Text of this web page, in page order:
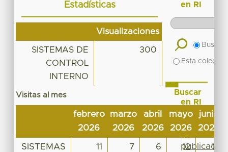
Estadísticas
Visualizaciones
SISTEMAS DE
CONTROL
INTERNO
300
Visitas al mes
febrero
2026
marzo
2026
abril
2026
mayo
2026
junio
2026
SISTEMAS
11 7 6 12 11
en RI
Buscar
Esta
Buscar
en RI
Por
Fecha
de
publicación